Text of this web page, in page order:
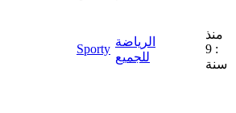
Sporty
الرياضة
للجميع
منذ
: 9
سنة